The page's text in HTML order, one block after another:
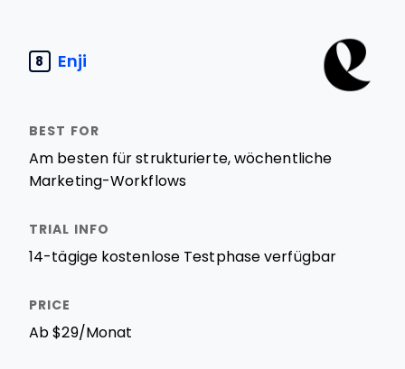
8 Enji
Am besten für strukturierte, wöchentliche
Marketing-Workflows
14-tägige kostenlose Testphase verfügbar
Ab $29/Monat